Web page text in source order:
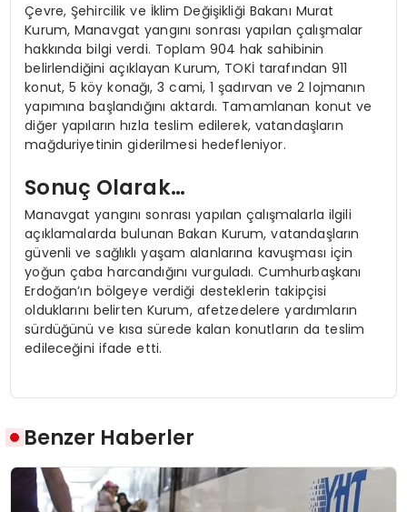
Çevre, Şehircilik ve İklim Değişikliği Bakanı Murat
Kurum, Manavgat yangını sonrası yapılan çalışmalar
hakkında bilgi verdi. Toplam 904 hak sahibinin
belirlendiğini açıklayan Kurum, TOKİ tarafından 911
konut, 5 köy konağı, 3 cami, 1 şadırvan ve 2 lojmanın
yapımına başlandığını aktardı. Tamamlanan konut ve
diğer yapıların hızla teslim edilerek, vatandaşların
mağduriyetinin giderilmesi hedefleniyor.
Sonuç Olarak…
Manavgat yangını sonrası yapılan çalışmalarla ilgili
açıklamalarda bulunan Bakan Kurum, vatandaşların
güvenli ve sağlıklı yaşam alanlarına kavuşması için
yoğun çaba harcandığını vurguladı. Cumhurbaşkanı
Erdoğan’ın bölgeye verdiği desteklerin takipçisi
olduklarını belirten Kurum, afetzedelere yardımların
sürdüğünü ve kısa sürede kalan konutların da teslim
edileceğini ifade etti.
Benzer Haberler